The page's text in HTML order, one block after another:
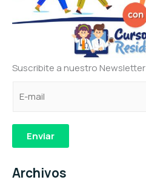
Suscribite a nuestro Newsletter
t
ó
t
ó
e
e
Enviar
Archivos